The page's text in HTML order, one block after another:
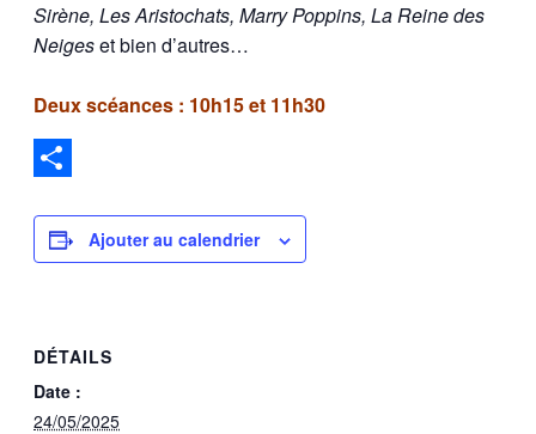
Sirène, Les Aristochats, Marry Poppins, La Reine des
Neigeset bien d’autres…
Deux scéances : 10h15 et 11h30
Ajouter au calendrier
DÉTAILS
Date :
24/05/2025